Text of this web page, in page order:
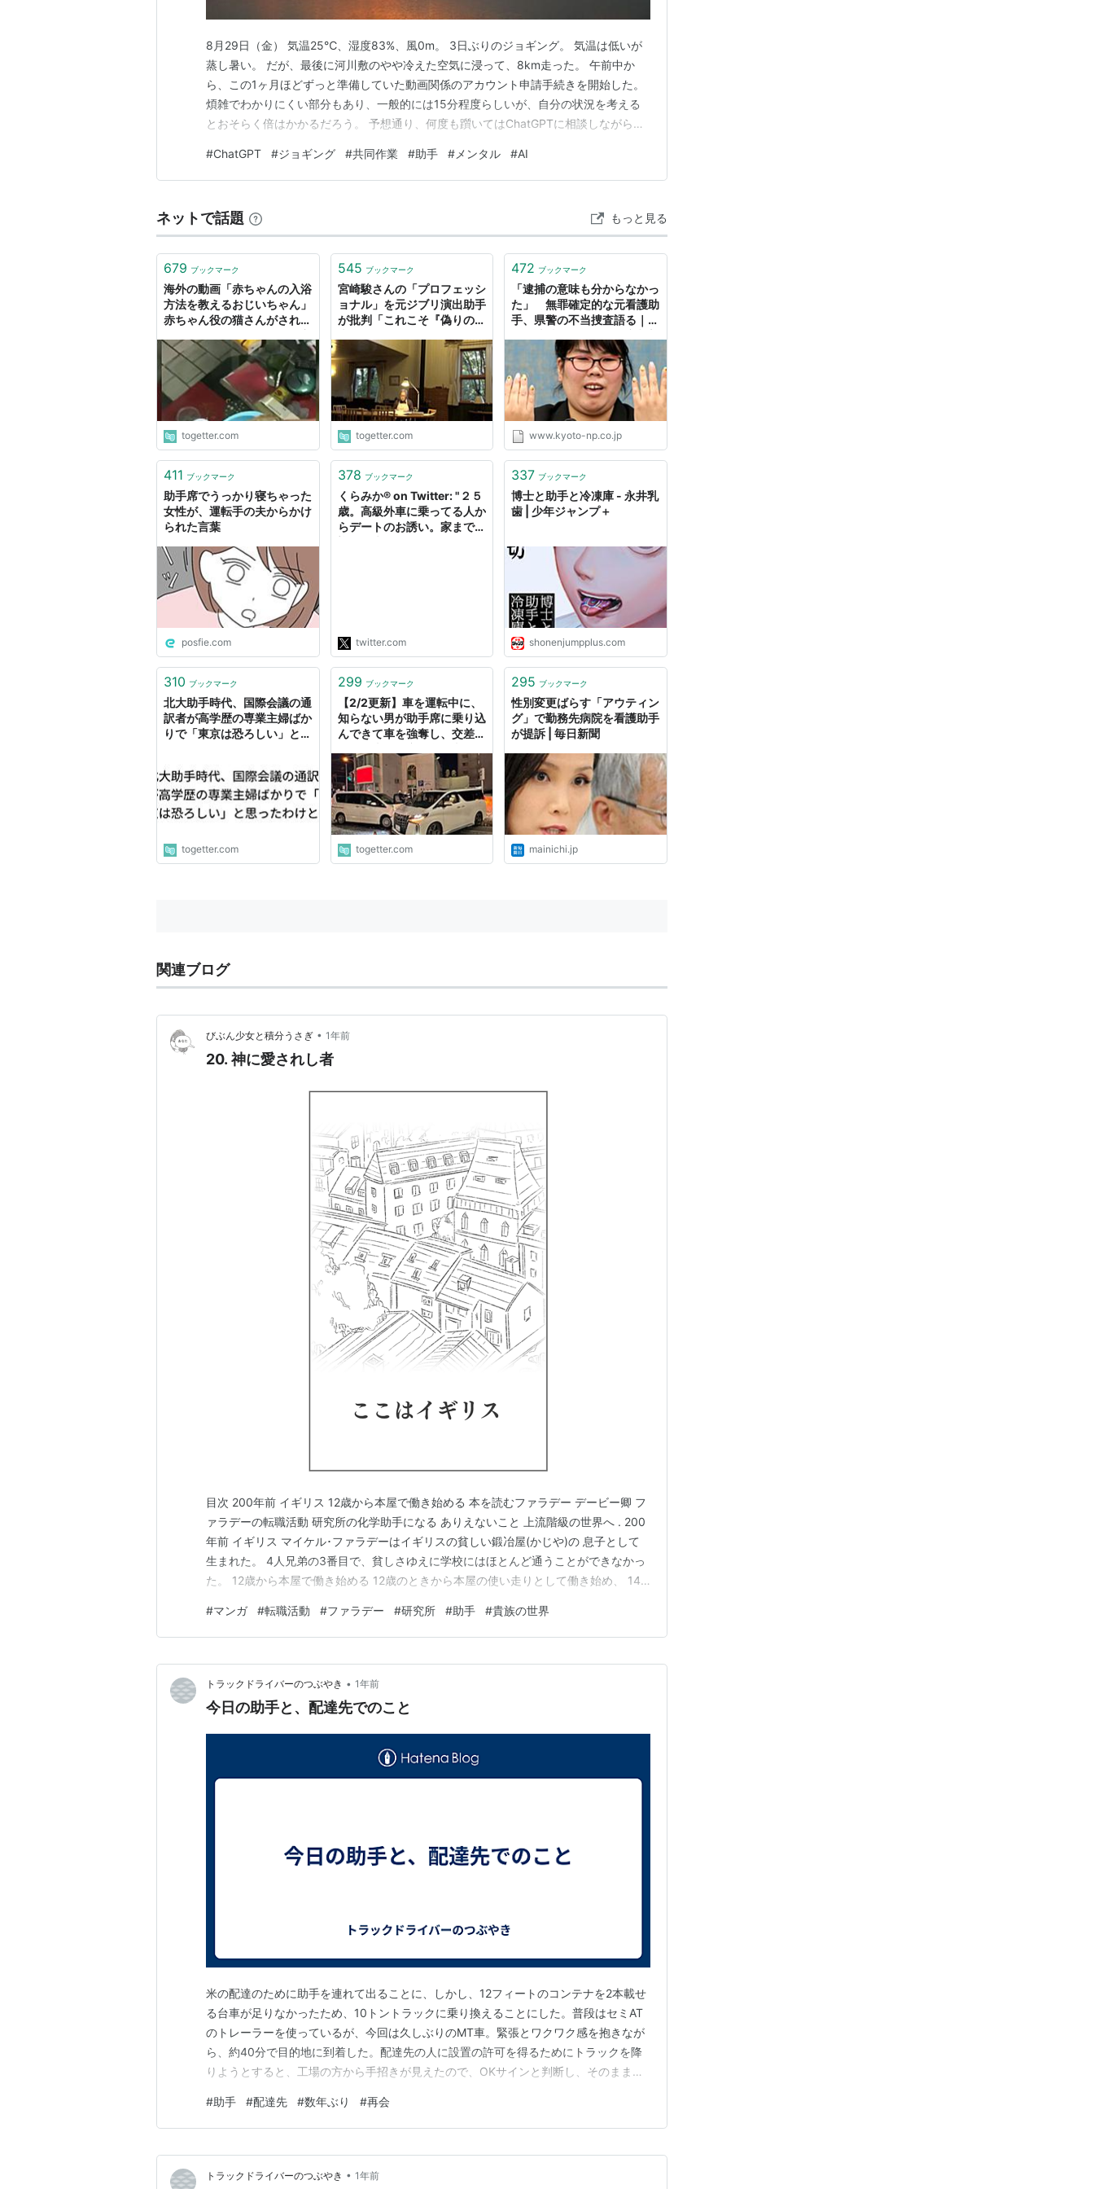
8月29日（金） 気温25℃、湿度83%、風0m。 3日ぶりのジョギング。 気温は低いが
蒸し暑い。 だが、最後に河川敷のやや冷えた空気に浸って、8km走った。 午前中か
ら、この1ヶ月ほどずっと準備していた動画関係のアカウント申請手続きを開始した。
煩雑でわかりにくい部分もあり、一般的には15分程度らしいが、自分の状況を考える
とおそらく倍はかかるだろう。 予想通り、何度も躓いてはChatGPTに相談しながら進
自分で補完しながら進める。 とはいえ、9割方の判断はChatGPTに頼った。 一度、時
間がかかりすぎたた…
#ChatGPT #ジョギング #共同作業 #助手 # メンタル #AI
ネットで話題 もっと見る
679 ブックマーク
海外の動画「赤ちゃんの入浴
方法を教えるおじいちゃん」
赤ちゃん役の猫さんがされる
い「助手が優秀すぎる」
togetter.com
545 ブックマーク
宮崎駿さんの「プロフェッシ
ョナル」を元ジブリ演出助手
が批判「これこそ『偽りの歴
togetter.com
472 ブックマーク
「逮捕の意味も分からなかっ
た」 無罪確定的な元看護助
手、県警の不当捜査語る｜社
www.kyoto-np.co.jp
411 ブックマーク
助手席でうっかり寝ちゃった
女性が、運転手の夫からかけ
られた言葉
posfie.com
378 ブックマーク
くらみか®︎ on Twitter: "２５
歳。高級外車に乗ってる人か
らデートのお誘い。家までお
彼。急に扱いが冷たくなった
のを感じ、車に見合った器が
大事って学んだわ。"
twitter.com
337 ブックマーク
博士と助手と冷凍庫 - 永井乳
歯 | 少年ジャンプ＋
shonenjumpplus.com
310 ブックマーク
北大助手時代、国際会議の通
訳者が高学歴の専業主婦ばか
りで「東京は恐ろしい」と思
togetter.com
299 ブックマーク
【2/2更新】車を運転中に、
知らない男が助手席に乗り込
んできて車を強奪し、交差点
も適用できず散々な目に遭っ
た話がつらすぎる
togetter.com
295 ブックマーク
性別変更ばらす「アウティン
グ」で勤務先病院を看護助手
が提訴 | 毎日新聞
mainichi.jp
関連ブログ
びぶん少女と積分うさぎ • 1年前
20. 神に愛されし者
目次 200年前 イギリス 12歳から本屋で働き始める 本を読むファラデー デービー卿 フ
ァラデーの転職活動 研究所の化学助手になる ありえないこと 上流階級の世界へ . 200
年前 イギリス マイケル･ファラデーはイギリスの貧しい鍛冶屋(かじや)の 息子として
生まれた。 4人兄弟の3番目で、貧しさゆえに学校にはほとんど通うことができなかっ
た。 12歳から本屋で働き始める 12歳のときから本屋の使い走りとして働き始め、 14
教育の機会を与えられなかった彼に勉強を教えてくれたのは、 仕事の合間に読む百科
事典や科学書だっ…
#マンガ #転職活動 #ファラデー #研究所 #助手 #貴族の世界
トラックドライバーのつぶやき • 1年前
今日の助手と、配達先でのこと
米の配達のために助手を連れて出ることに、しかし、12フィートのコンテナを2本載せ
る台車が足りなかったため、10トントラックに乗り換えることにした。普段はセミAT
のトレーラーを使っているが、今回は久しぶりのMT車。緊張とワクワク感を抱きなが
ら、約40分で目的地に到着した。配達先の人に設置の許可を得るためにトラックを降
りようとすると、工場の方から手招きが見えたので、OKサインと判断し、そのまま設
行くと、見覚えのある顔があった。 「ひさしぶり！元気だった？」その人は、5年以上
前に私が4トントラックで配達していた頃の荷受け担…
#助手 #配達先 #数年ぶり #再会
トラックドライバーのつぶやき • 1年前